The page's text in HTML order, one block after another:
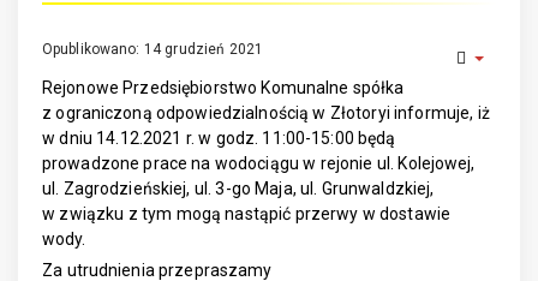
Opublikowano: 14 grudzień 2021
Rejonowe Przedsiębiorstwo Komunalne spółka
z ograniczoną odpowiedzialnością w Złotoryi informuje, iż
w dniu 14.12.2021 r. w godz. 11:00-15:00 będą
prowadzone prace na wodociągu w rejonie ul. Kolejowej,
ul. Zagrodzieńskiej, ul. 3-go Maja, ul. Grunwaldzkiej,
w związku z tym mogą nastąpić przerwy w dostawie
wody.
Za utrudnienia przepraszamy